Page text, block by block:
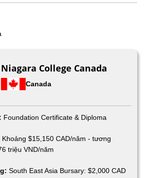
Niagara College Canada
Canada
Foundation Certificate & Diploma
Khoảng $15,150 CAD/năm - tương
triệu VND/năm
South East Asia Bursary: $2,000 CAD